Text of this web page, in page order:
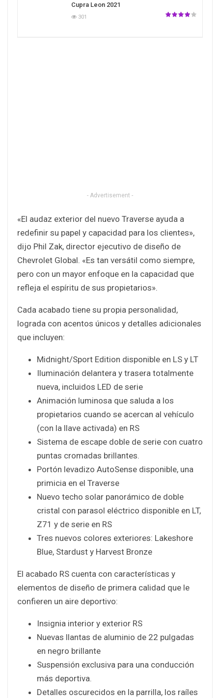
Cupra Leon 2021
301
- Advertisement -
«El audaz exterior del nuevo Traverse ayuda a
redefinir su papel y capacidad para los clientes»,
dijo Phil Zak, director ejecutivo de diseño de
Chevrolet Global. «Es tan versátil como siempre,
pero con un mayor enfoque en la capacidad que
refleja el espíritu de sus propietarios».
Cada acabado tiene su propia personalidad,
lograda con acentos únicos y detalles adicionales
que incluyen:
Midnight/Sport Edition disponible en LS y LT
Iluminación delantera y trasera totalmente
nueva, incluidos LED de serie
Animación luminosa que saluda a los
propietarios cuando se acercan al vehículo
(con la llave activada) en RS
Sistema de escape doble de serie con cuatro
puntas cromadas brillantes.
Portón levadizo AutoSense disponible, una
primicia en el Traverse
Nuevo techo solar panorámico de doble
cristal con parasol eléctrico disponible en LT,
Z71 y de serie en RS
Tres nuevos colores exteriores: Lakeshore
Blue, Stardust y Harvest Bronze
El acabado RS cuenta con características y
elementos de diseño de primera calidad que le
confieren un aire deportivo:
Insignia interior y exterior RS
Nuevas llantas de aluminio de 22 pulgadas
en negro brillante
Suspensión exclusiva para una conducción
más deportiva.
Detalles oscurecidos en la parrilla, los raíles